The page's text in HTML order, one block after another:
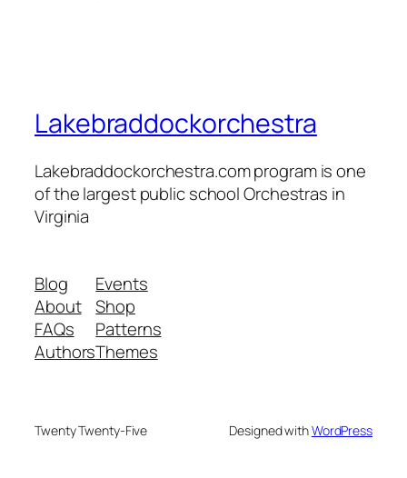
Lakebraddockorchestra
Lakebraddockorchestra.com program is one
of the largest public school Orchestras in
Virginia
Blog
About
FAQs
Authors
Events
Shop
Patterns
Themes
Twenty Twenty-Five Designed withWordPress